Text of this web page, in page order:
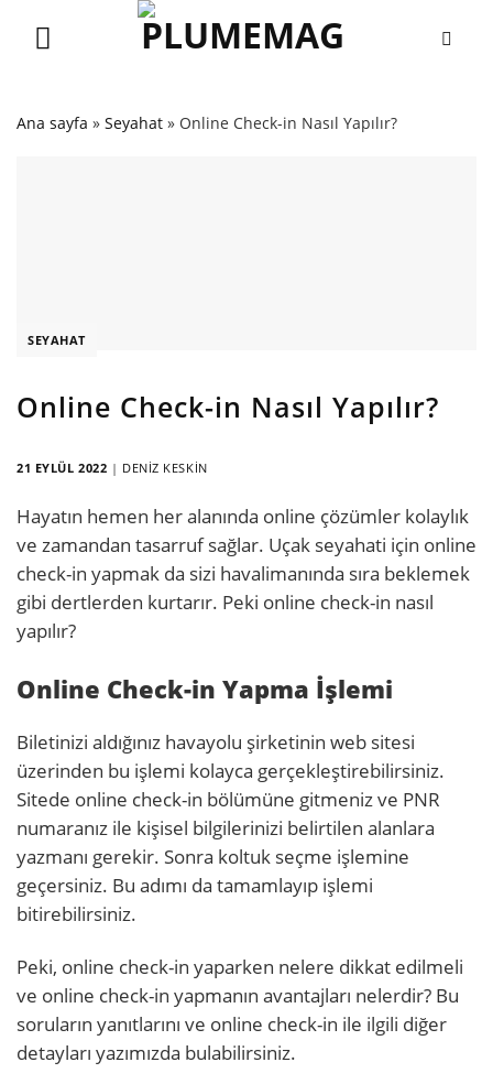
Ana sayfa » Seyahat » Online Check-in Nasıl Yapılır?
SEYAHAT
Online Check-in Nasıl Yapılır?
21 EYLÜL 2022 | DENIZ KESKIN
Hayatın hemen her alanında online çözümler kolaylık
ve zamandan tasarruf sağlar. Uçak seyahati için online
check-in yapmak da sizi havalimanında sıra beklemek
gibi dertlerden kurtarır. Peki online check-in nasıl
yapılır?
Online Check-in Yapma İşlemi
Biletinizi aldığınız havayolu şirketinin web sitesi
üzerinden bu işlemi kolayca gerçekleştirebilirsiniz.
Sitede online check-in bölümüne gitmeniz ve PNR
numaranız ile kişisel bilgilerinizi belirtilen alanlara
yazmanı gerekir. Sonra koltuk seçme işlemine
geçersiniz. Bu adımı da tamamlayıp işlemi
bitirebilirsiniz.
Peki, online check-in yaparken nelere dikkat edilmeli
ve online check-in yapmanın avantajları nelerdir? Bu
soruların yanıtlarını ve online check-in ile ilgili diğer
detayları yazımızda bulabilirsiniz.